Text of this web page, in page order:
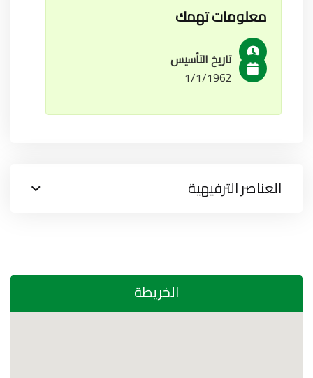
معلومات تهمك
تاريخ التأسيس
1/1/1962
العناصر الترفيهية
الخريطة